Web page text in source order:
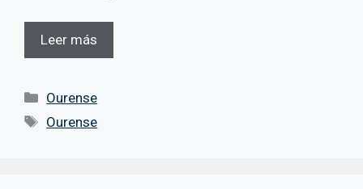
Leer más
Categorías
Ourense
Etiquetas
Ourense